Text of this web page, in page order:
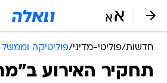
חדשות/פוליטי-מדיני/פוליטיקה וממשל
תחקיר האירוע